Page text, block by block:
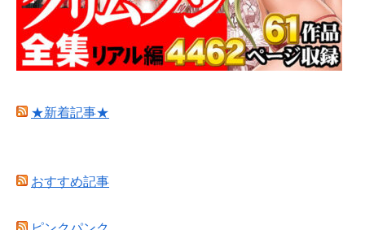
★新着記事★
おすすめ記事